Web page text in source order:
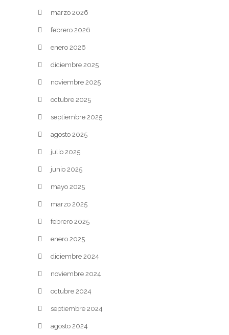
marzo 2026
febrero 2026
enero 2026
diciembre 2025
noviembre 2025
octubre 2025
septiembre 2025
agosto 2025
julio 2025
junio 2025
mayo 2025
marzo 2025
febrero 2025
enero 2025
diciembre 2024
noviembre 2024
octubre 2024
septiembre 2024
agosto 2024